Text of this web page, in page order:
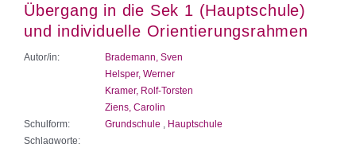
Übergang in die Sek 1 (Hauptschule)
und individuelle Orientierungsrahmen
Autor/in:
Brademann, Sven
Helsper, Werner
Kramer, Rolf-Torsten
Ziens, Carolin
Schulform:
Grundschule
Hauptschule
Schlagworte: